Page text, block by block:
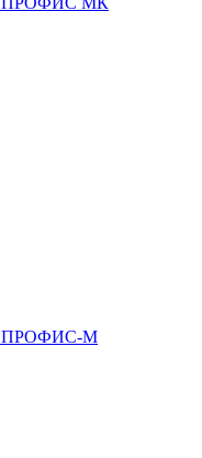
ПРОФИС-М